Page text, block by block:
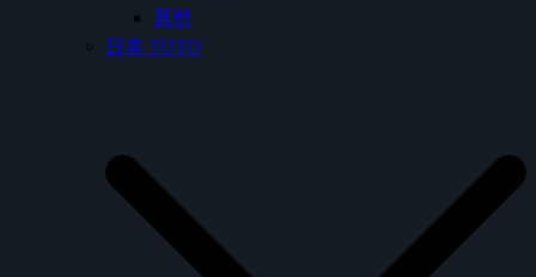
其他
日本 TOTO